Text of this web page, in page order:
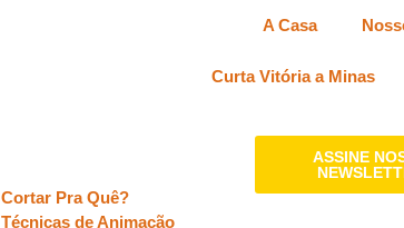
A Casa
Curta Vitória a Minas
Cortar Pra Quê?
Técnicas de Animação
ASSINE